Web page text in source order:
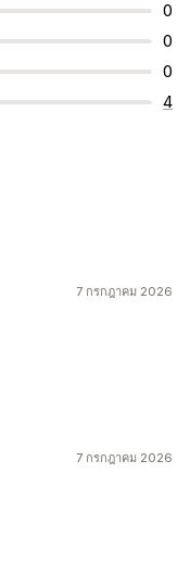
0
0
0
4
7 กรกฎาคม 2026
7 กรกฎาคม 2026